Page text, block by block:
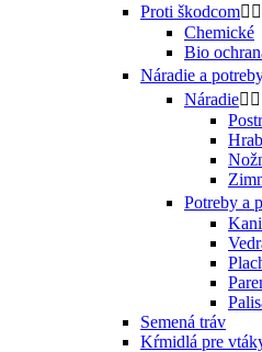
Proti škodcom 
Chemické
Bio
Náradie a
Náradie 
Potreby a
Semená tráv
Kŕmidlá pre